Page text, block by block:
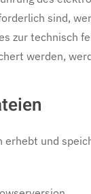
sind,
zur technisch
werden,
erhebt und